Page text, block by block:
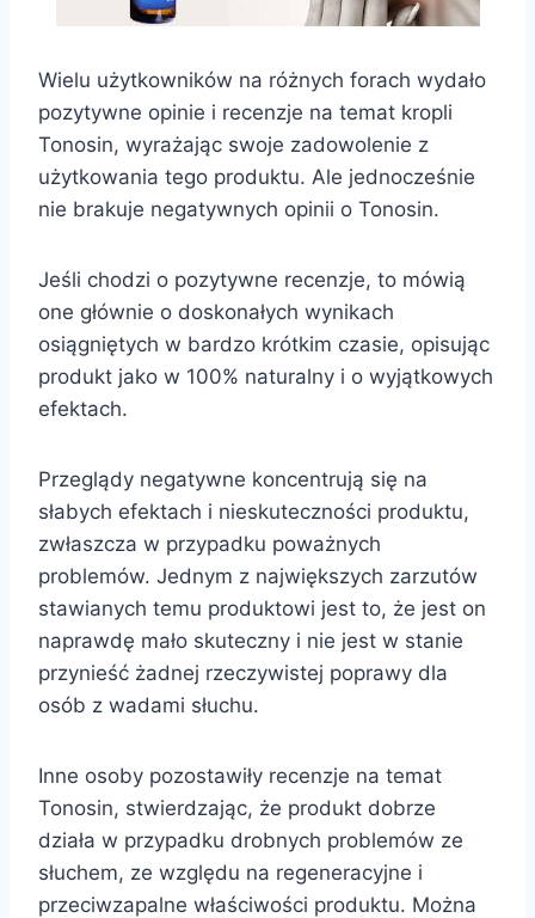
Wielu użytkowników na różnych forach wydało
pozytywne opinie i recenzje na temat kropli
Tonosin, wyrażając swoje zadowolenie z
użytkowania tego produktu. Ale jednocześnie
nie brakuje negatywnych opinii o Tonosin.
Jeśli chodzi o pozytywne recenzje, to mówią
one głównie o doskonałych wynikach
osiągniętych w bardzo krótkim czasie, opisując
produkt jako w 100% naturalny i o wyjątkowych
efektach.
Przeglądy negatywne koncentrują się na
słabych efektach i nieskuteczności produktu,
zwłaszcza w przypadku poważnych
problemów. Jednym z największych zarzutów
stawianych temu produktowi jest to, że jest on
naprawdę mało skuteczny i nie jest w stanie
przynieść żadnej rzeczywistej poprawy dla
osób z wadami słuchu.
Inne osoby pozostawiły recenzje na temat
Tonosin, stwierdzając, że produkt dobrze
działa w przypadku drobnych problemów ze
słuchem, ze względu na regeneracyjne i
przeciwzapalne właściwości produktu. Można